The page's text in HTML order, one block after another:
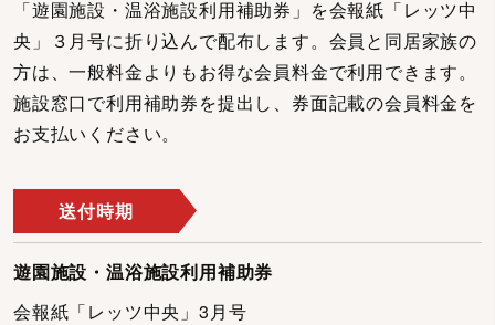
「遊園施設・温浴施設利用補助券」を会報紙「レッツ中
央」３月号に折り込んで配布します。会員と同居家族の
方は、一般料金よりもお得な会員料金で利用できます。
施設窓口で利用補助券を提出し、券面記載の会員料金を
お支払いください。
送付時期
遊園施設・温浴施設利用補助券
会報紙「レッツ中央」3月号